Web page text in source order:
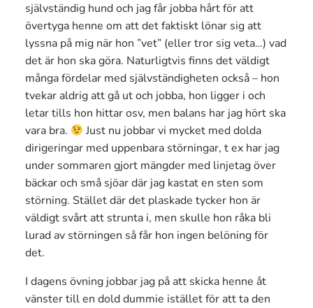
självständig hund och jag får jobba hårt för att
övertyga henne om att det faktiskt lönar sig att
lyssna på mig när hon ”vet” (eller tror sig veta…) vad
det är hon ska göra. Naturligtvis finns det väldigt
många fördelar med självständigheten också – hon
tvekar aldrig att gå ut och jobba, hon ligger i och
letar tills hon hittar osv, men balans har jag hört ska
vara bra.
Just nu jobbar vi mycket med dolda
dirigeringar med uppenbara störningar, t ex har jag
under sommaren gjort mängder med linjetag över
bäckar och små sjöar där jag kastat en sten som
störning. Stället där det plaskade tycker hon är
väldigt svårt att strunta i, men skulle hon råka bli
lurad av störningen så får hon ingen belöning för
det.
I dagens övning jobbar jag på att skicka henne åt
vänster till en dold dummie istället för att ta den